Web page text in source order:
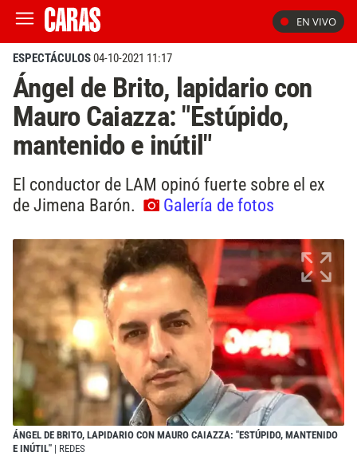
EN VIVO
ESPECTÁCULOS04-10-2021 11:17
Ángel de Brito, lapidario con
Mauro Caiazza: "Estúpido,
mantenido e inútil"
El conductor de LAM opinó fuerte sobre el ex
de Jimena Barón.
Galería de fotos
ÁNGEL DE BRITO, LAPIDARIO CON MAURO CAIAZZA: "ESTÚPIDO, MANTENIDO
E INÚTIL" | REDES